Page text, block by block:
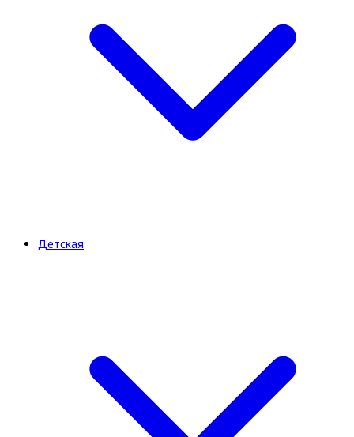
Детская